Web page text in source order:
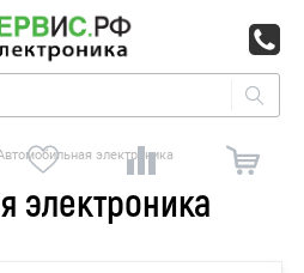
электроника
электроника